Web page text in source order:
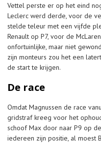
Vettel perste er op het eind
Leclerc werd derde, voor de
stelde teleur met een vijfde
Renault op P7, voor de
onfortuinlijke, maar niet
zijn monteurs zou het een
de start te krijgen.
De race
Omdat Magnussen de race
gridstraf kreeg voor het
schoof Max door naar P9 op
iedereen zijn positie, al moest